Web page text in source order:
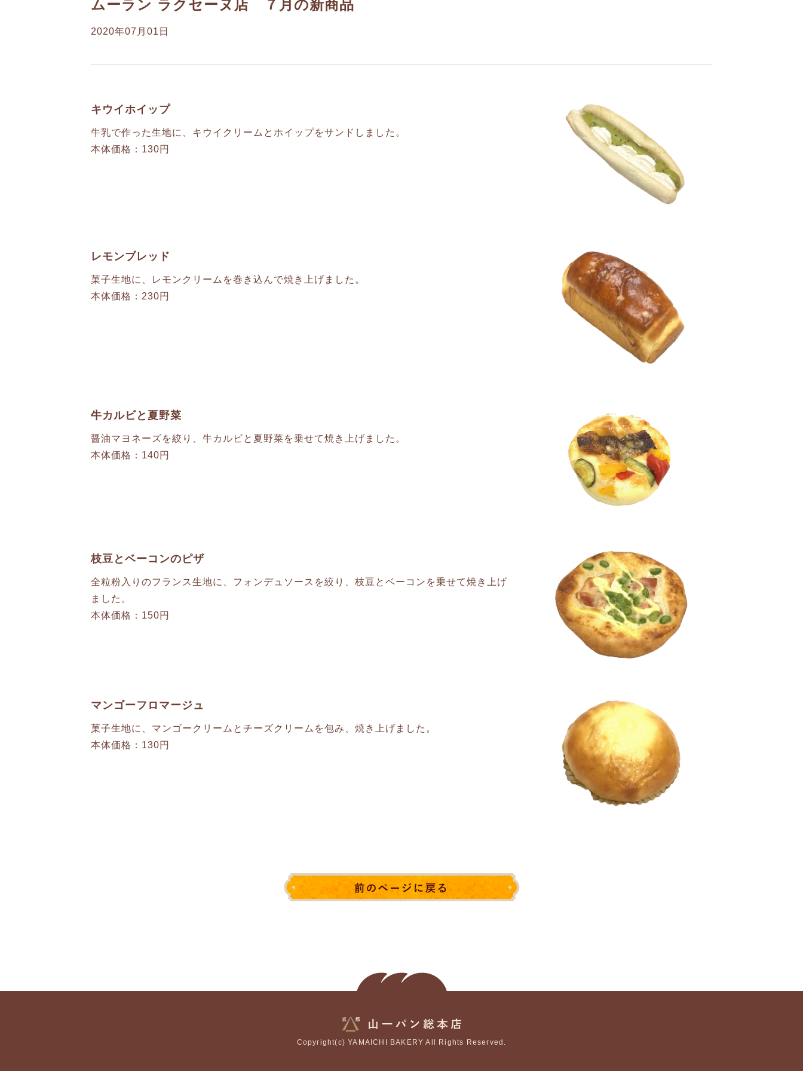
ムーラン ラクセーヌ店 ７月の新商品
2020年07月01日
キウイホイップ
牛乳で作った生地に、キウイクリームとホイップをサンドしました。
本体価格：130円
レモンブレッド
菓子生地に、レモンクリームを巻き込んで焼き上げました。
本体価格：230円
牛カルビと夏野菜
醤油マヨネーズを絞り、牛カルビと夏野菜を乗せて焼き上げました。
本体価格：140円
枝豆とベーコンのピザ
全粒粉入りのフランス生地に、フォンデュソースを絞り、枝豆とベーコンを乗せて焼き上げ
ました。
本体価格：150円
マンゴーフロマージュ
菓子生地に、マンゴークリームとチーズクリームを包み、焼き上げました。
本体価格：130円
Copyright(c) YAMAICHI BAKERY All Rights Reserved.